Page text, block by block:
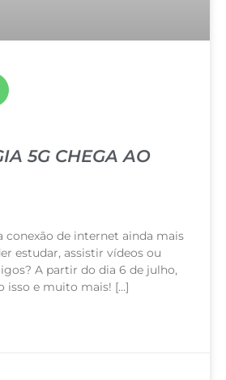
5G CHEGA AO
conexão de internet ainda mais
estudar, assistir vídeos ou
A partir do dia 6 de julho,
isso e muito mais! […]